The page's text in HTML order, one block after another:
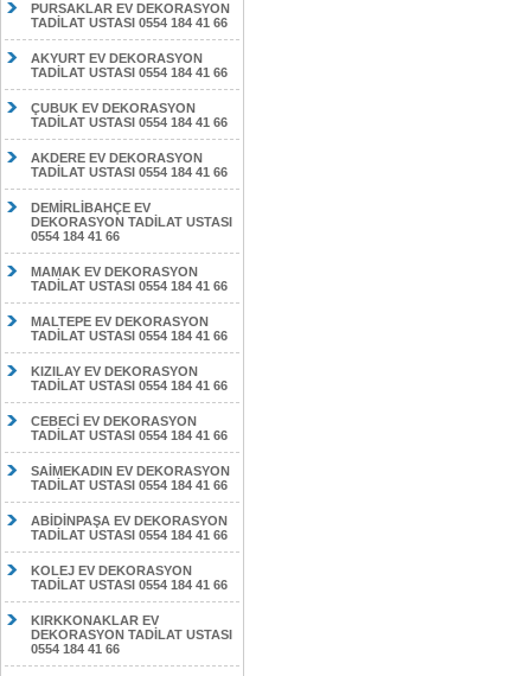
PURSAKLAR EV DEKORASYON
TADİLAT USTASI 0554 184 41 66
AKYURT EV DEKORASYON
TADİLAT USTASI 0554 184 41 66
ÇUBUK EV DEKORASYON
TADİLAT USTASI 0554 184 41 66
AKDERE EV DEKORASYON
TADİLAT USTASI 0554 184 41 66
DEMİRLİBAHÇE EV
DEKORASYON TADİLAT USTASI
0554 184 41 66
MAMAK EV DEKORASYON
TADİLAT USTASI 0554 184 41 66
MALTEPE EV DEKORASYON
TADİLAT USTASI 0554 184 41 66
KIZILAY EV DEKORASYON
TADİLAT USTASI 0554 184 41 66
CEBECİ EV DEKORASYON
TADİLAT USTASI 0554 184 41 66
SAİMEKADIN EV DEKORASYON
TADİLAT USTASI 0554 184 41 66
ABİDİNPAŞA EV DEKORASYON
TADİLAT USTASI 0554 184 41 66
KOLEJ EV DEKORASYON
TADİLAT USTASI 0554 184 41 66
KIRKKONAKLAR EV
DEKORASYON TADİLAT USTASI
0554 184 41 66